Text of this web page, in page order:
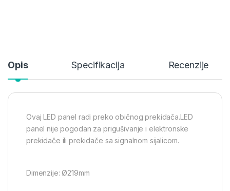
Opis Specifikacija Recenzije
Ovaj LED panel radi preko običnog prekidača.LED
panel nije pogodan za prigušivanje i elektronske
prekidače ili prekidače sa signalnom sijalicom.
Dimenzije: Ø219mm